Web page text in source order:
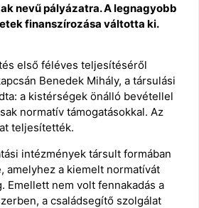
nevű pályázatra. A legnagyobb
finanszírozása váltotta ki.
első féléves teljesítéséről
Benedek Mihály, a társulási
a kistérségek önálló bevétellel
normatív támogatásokkal. Az
teljesítették.
intézmények társult formában
amelyhez a kiemelt normatívát
Emellett nem volt fennakadás a
a családsegítő szolgálat